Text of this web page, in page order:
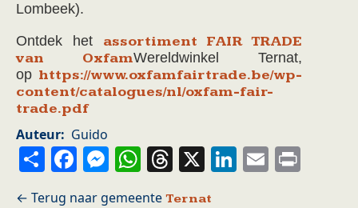
Lombeek).
Ontdek het assortiment FAIR TRADE
van OxfamWereldwinkel Ternat,
op https://www.oxfamfairtrade.be/wp-
content/catalogues/nl/oxfam-fair-
trade.pdf
Auteur Guido
ShareFacebook
Messenger
WhatsApp
Threads
X LinkedIn
Email
Ternat